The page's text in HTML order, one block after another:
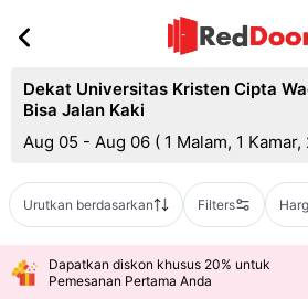
Dekat Universitas Kristen Cipta
Bisa Jalan Kaki
Aug 05 - Aug 06 ( 1 Malam, 1 Kamar,
Urutkan berdasarkan Filters
Dapatkan diskon khusus 20% untuk
Pemesanan Pertama Anda